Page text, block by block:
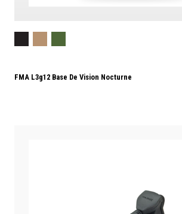
FMA L3g12 Base De Vision Nocturne